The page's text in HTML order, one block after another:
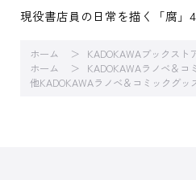
現役書店員の日常を描く「腐」4
ホーム KADOKAWAブックスト
ホーム
KADOKAWAラノベ＆コ
他KADOKAWAラノベ＆コミックグッ